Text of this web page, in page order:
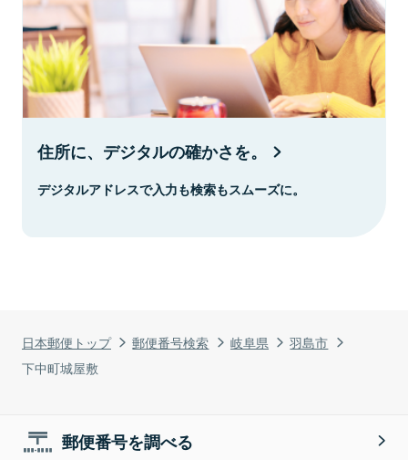
日本郵便トップ 郵便番号検索 岐阜県
羽島市
下中町城屋敷
住所に、デジタルの確かさを。
デジタルアドレスで入力も検索もスムーズに。
郵便番号を調べる